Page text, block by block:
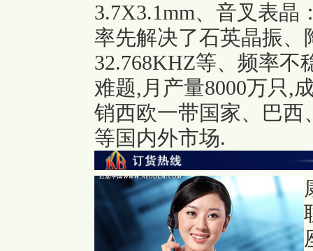
3.7X3.1mm、音叉表晶
率先解决了石英晶振
32.768KHZ等、频率不
难题,月产量8000万只,
销西欧一带国家、巴
等国内外市场.